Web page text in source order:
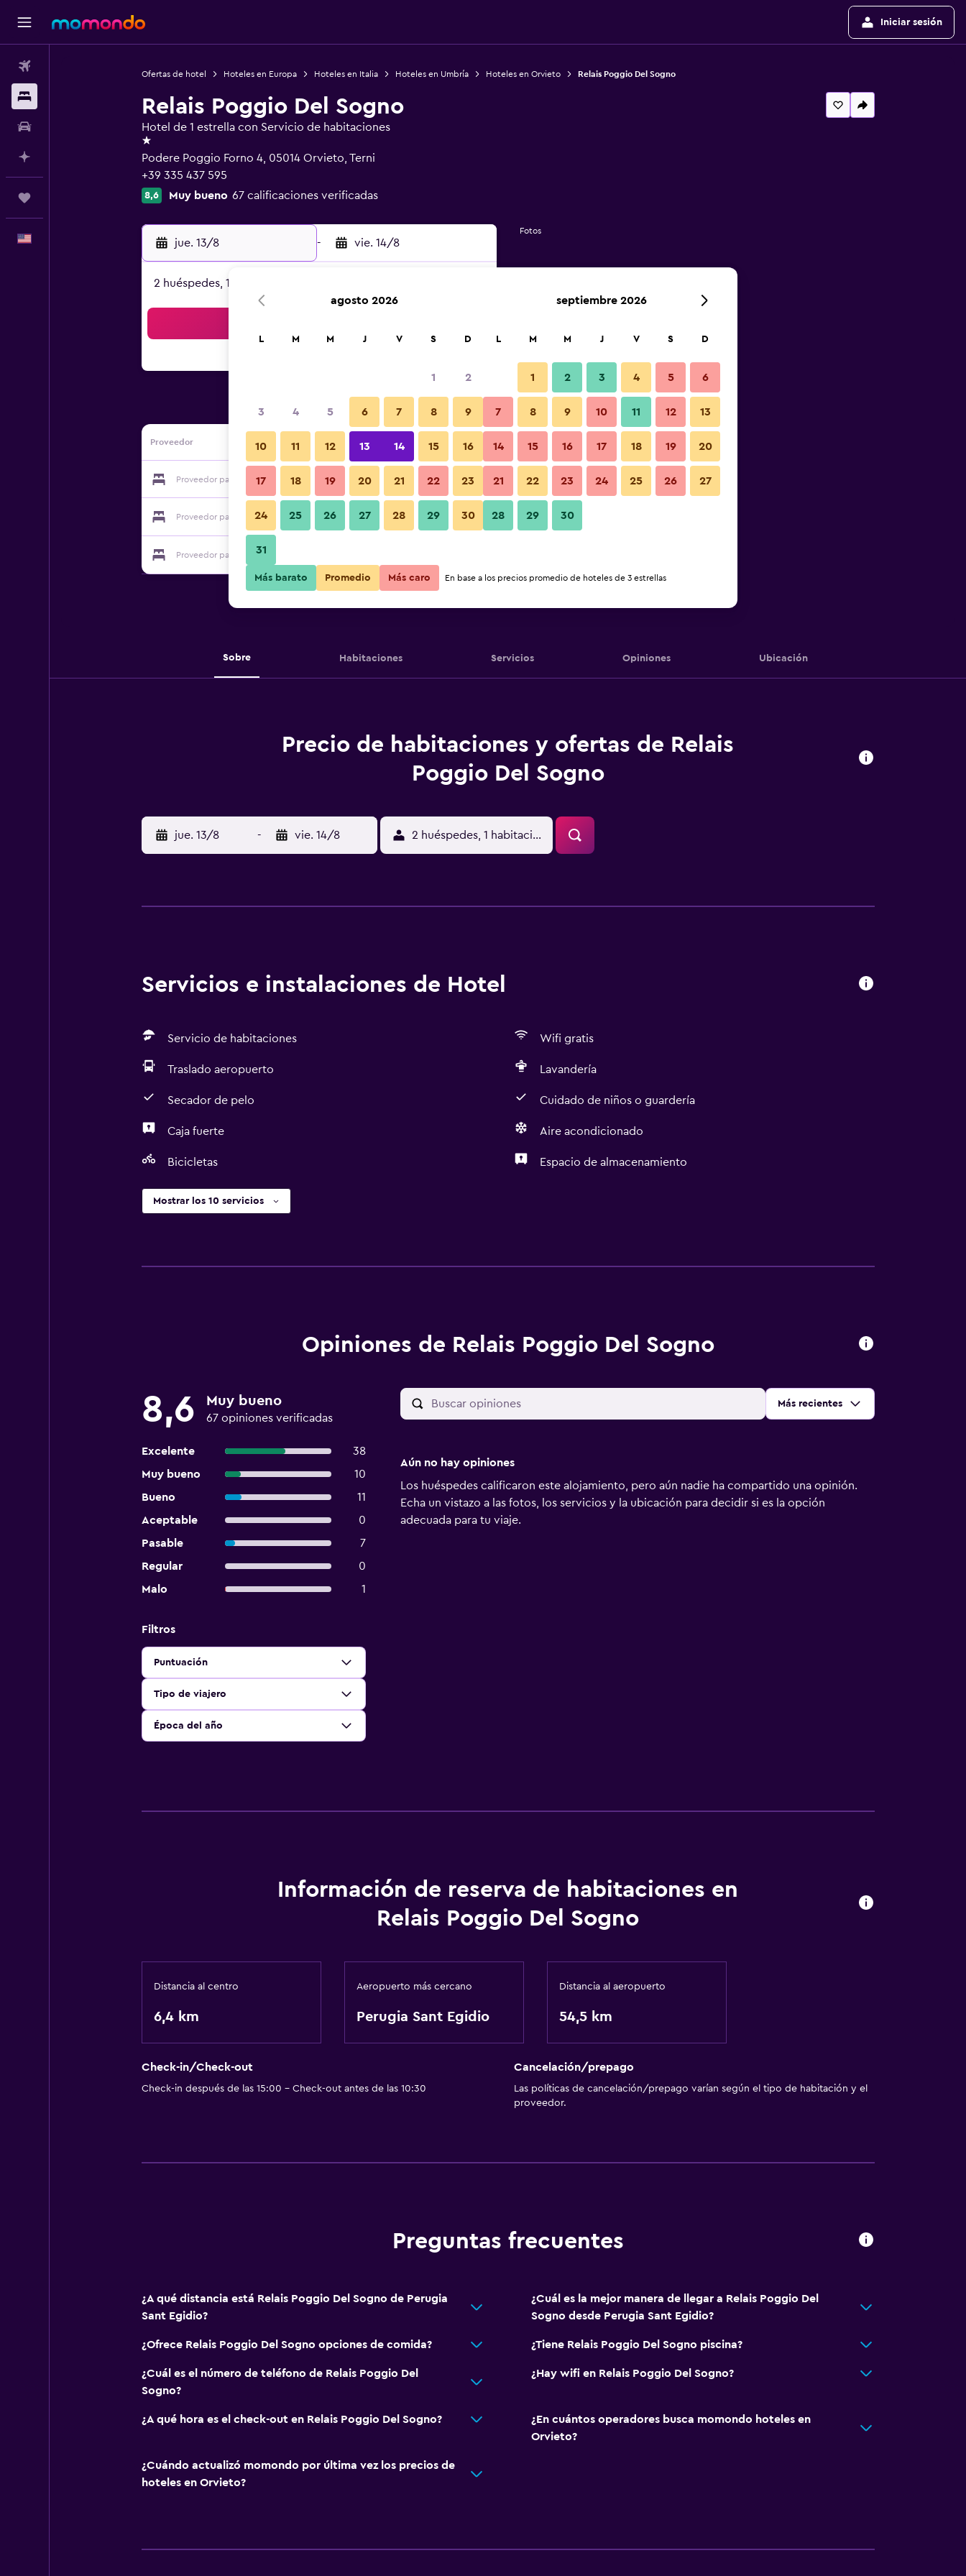
Iniciar sesión
Ofertas de hotel Hoteles en Europa Hoteles en Italia Hoteles en Umbría Hoteles en Orvieto Relais Poggio Del Sogno
Relais Poggio Del Sogno
Hotel de 1 estrella con Servicio de habitaciones
1 estrella
Podere Poggio Forno 4, 05014 Orvieto, Terni
+39 335 437 595
8,6 Muy bueno 67 calificaciones verificadas
jue. 13/8 - vie. 14/8
2 huéspedes, 1 habitación
Proveedor
Proveedor para Relais Poggio Del Sogno Ver precios
Proveedor para Relais Poggio Del Sogno Ver precios
Proveedor para Relais Poggio Del Sogno
Fotos
Sobre Habitaciones Servicios Opiniones Ubicación
Precio de habitaciones y ofertas de Relais
Poggio Del Sogno
jue. 13/8 - vie. 14/8 2 huéspedes, 1 habitación
Servicios e instalaciones de Hotel
Servicio de habitaciones Wifi gratis
Traslado aeropuerto Lavandería
Secador de pelo Cuidado de niños o guardería
Caja fuerte Aire acondicionado
Bicicletas Espacio de almacenamiento
Mostrar los 10 servicios
Opiniones de Relais Poggio Del Sogno
8,6 Muy bueno
67 opiniones verificadas
Excelente
38
Muy bueno
10
Bueno
11
Aceptable
0
Pasable
7
Regular
0
Malo
1
Ordenar por:
Más recientes
Filtros
Puntuación
Tipo de viajero
Época del año
Aún no hay opiniones
Los huéspedes calificaron este alojamiento, pero aún nadie ha compartido una opinión.
Echa un vistazo a las fotos, los servicios y la ubicación para decidir si es la opción
adecuada para tu viaje.
Información de reserva de habitaciones en
Relais Poggio Del Sogno
Distancia al centro
6,4 km
Aeropuerto más cercano
Perugia Sant Egidio
Distancia al aeropuerto
54,5 km
Check-in/Check-out
Check-in después de las 15:00 - Check-out antes de las 10:30
Cancelación/prepago
Las políticas de cancelación/prepago varían según el tipo de habitación y el
proveedor.
Preguntas frecuentes
¿A qué distancia está Relais Poggio Del Sogno de Perugia
Sant Egidio?
¿Cuál es la mejor manera de llegar a Relais Poggio Del
Sogno desde Perugia Sant Egidio?
¿Ofrece Relais Poggio Del Sogno opciones de comida? ¿Tiene Relais Poggio Del Sogno piscina?
¿Cuál es el número de teléfono de Relais Poggio Del
Sogno?
¿Hay wifi en Relais Poggio Del Sogno?
¿A qué hora es el check-out en Relais Poggio Del Sogno?
¿En cuántos operadores busca momondo hoteles en
Orvieto?
¿Cuándo actualizó momondo por última vez los precios de
hoteles en Orvieto?
agosto 2026
L M M J V S D
1 2
3 4 5 6 7 8 9
10 11 12 13 14 15 16
17 18 19 20 21 22 23
24 25 26 27 28 29 30
31
septiembre 2026
L M M J V S D
1 2 3 4 5 6
7 8 9 10 11 12 13
14 15 16 17 18 19 20
21 22 23 24 25 26 27
28 29 30
Más barato Promedio Más caro En base a los precios promedio de hoteles de 3 estrellas